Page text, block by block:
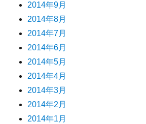
2014年9月
2014年8月
2014年7月
2014年6月
2014年5月
2014年4月
2014年3月
2014年2月
2014年1月